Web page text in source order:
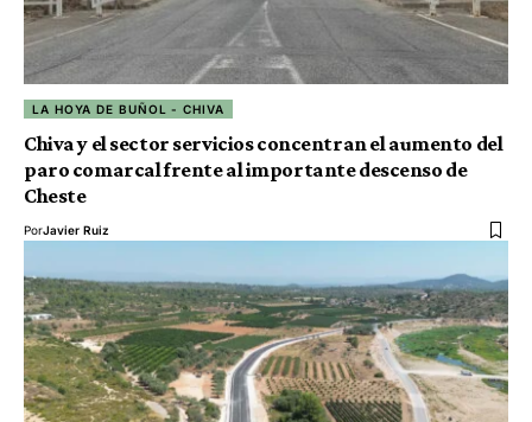
LA HOYA DE BUÑOL - CHIVA
Chiva y el sector servicios concentran el aumento del
paro comarcal frente al importante descenso de
Cheste
PorJavier Ruiz